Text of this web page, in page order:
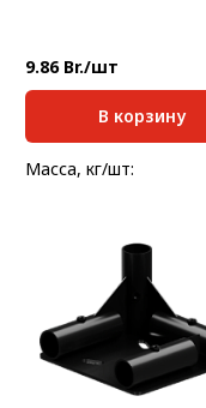
9.86 Br./шт
В корзину
Масса, кг/шт: